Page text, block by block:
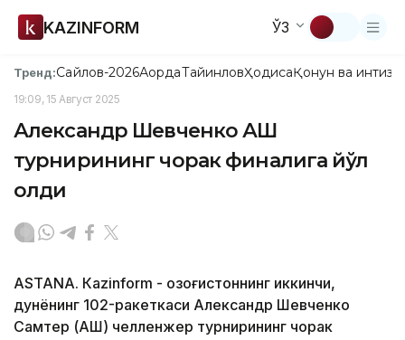
KAZINFORM ЎЗ
Тренд:Сайлов-2026АқордаТайинловҲодисаҚонун ва
19:09, 15 Август 2025
Александр Шевченко АҚШ
турнирининг чорак финалига йўл
олди
ASTANА. Кazinform - Қозоғистоннинг иккинчи,
дунёнинг 102-ракеткаси Александр Шевченко
Самтер (АҚШ) челленжер турнирининг чорак